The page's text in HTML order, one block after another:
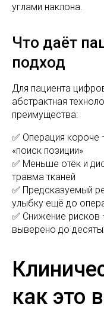
углами наклона.
Что даёт
подход
Для пациента
абстрактная
преимущества:
✅ Операция короче
«поиск позиции»
✅ Меньше отёк и
травма тканей
✅ Предсказуемый
улыбку ещё до
✅ Снижение рисков
выверено до
как это